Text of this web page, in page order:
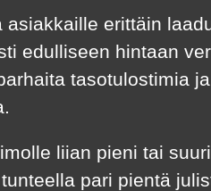
asiakkaille erittäin
edulliseen hintaan
tasotulostimia
liian pieni tai
pari pientä